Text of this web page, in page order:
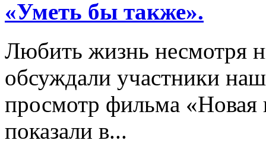
«Уметь бы также».
Любить жизнь несмотря
обсуждали участники
просмотр фильма «Новая
показали в...